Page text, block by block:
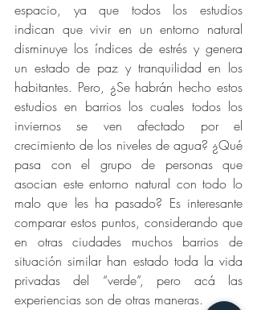
espacio, ya que todos los estudios
indican que vivir en un entorno natural
disminuye los índices de estrés y genera
un estado de paz y tranquilidad en los
habitantes. Pero, ¿Se habrán hecho estos
estudios en barrios los cuales todos los
inviernos se ven afectado por el
crecimiento de los niveles de agua? ¿Qué
pasa con el grupo de personas que
asocian este entorno natural con todo lo
malo que les ha pasado? Es interesante
comparar estos puntos, considerando que
en otras ciudades muchos barrios de
situación similar han estado toda la vida
privadas del “verde”, pero acá las
experiencias son de otras maneras.